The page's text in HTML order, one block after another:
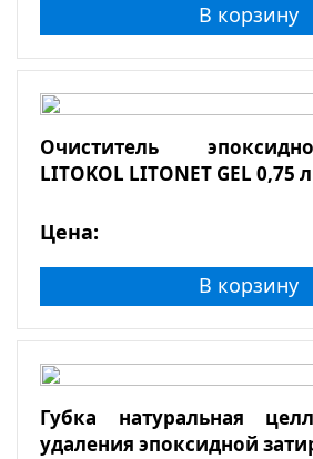
В корзину
Очиститель
LITOKOL LITONET GEL 0,75 л
Цена:
В корзину
Губка натуральная
удаления эпоксидной